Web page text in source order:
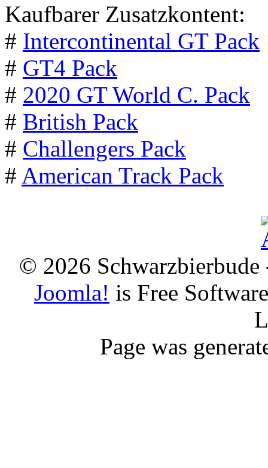
Kaufbarer Zusatzkontent:
# Intercontinental GT Pack
# GT4 Pack
# 2020 GT World C. Pack
# British Pack
# Challengers Pack
# American Track Pack
© 2026
Joomla! is Free
Page was